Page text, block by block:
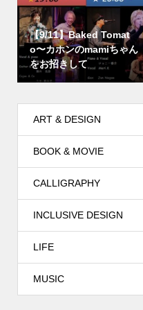
【9/11】Baked Tomat
o〜カホンのmamiちゃん
をお招きして
ART & DESIGN
BOOK & MOVIE
CALLIGRAPHY
INCLUSIVE DESIGN
LIFE
MUSIC